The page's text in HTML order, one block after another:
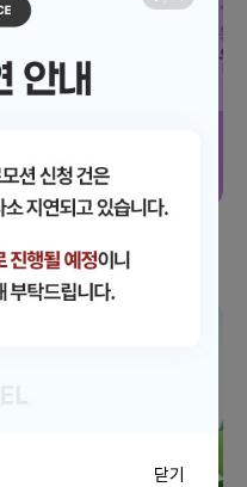
통
이벤트 더보기
닫기